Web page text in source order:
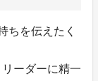
ちを伝えたく
ーダーに精一